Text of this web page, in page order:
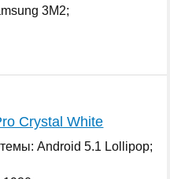
3M2;
Crystal White
Android 5.1 Lollipop;